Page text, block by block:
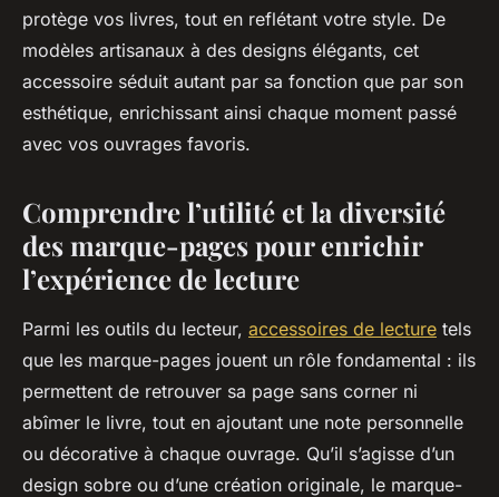
protège vos livres, tout en reflétant votre style. De
modèles artisanaux à des designs élégants, cet
accessoire séduit autant par sa fonction que par son
esthétique, enrichissant ainsi chaque moment passé
avec vos ouvrages favoris.
Comprendre l’utilité et la diversité
des marque-pages pour enrichir
l’expérience de lecture
Parmi les outils du lecteur, accessoires de lecture tels
que les marque-pages jouent un rôle fondamental : ils
permettent de retrouver sa page sans corner ni
abîmer le livre, tout en ajoutant une note personnelle
ou décorative à chaque ouvrage. Qu’il s’agisse d’un
design sobre ou d’une création originale, le marque-